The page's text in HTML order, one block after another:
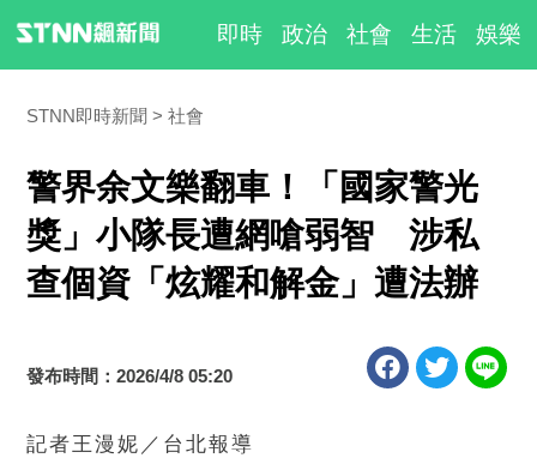
即時 政治 社會 生活 娛樂
STNN即時新聞 社會
警界余文樂翻車！「國家警光
獎」小隊長遭網嗆弱智 涉私
查個資「炫耀和解金」遭法辦
發布時間：2026/4/8 05:20
記者王漫妮／台北報導